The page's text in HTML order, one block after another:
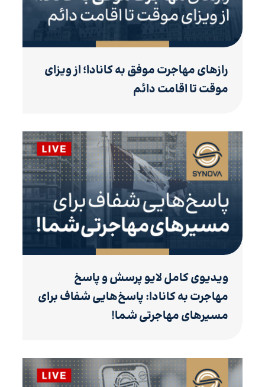
رازهای مهاجرت موفق به کانادا؛ از ویزای
موقت تا اقامت دائم
ویدیوی کامل لایو پرسش و پاسخ
مهاجرت به کانادا: پاسخ‌هایی شفاف برای
مسیرهای مهاجرتی شما!